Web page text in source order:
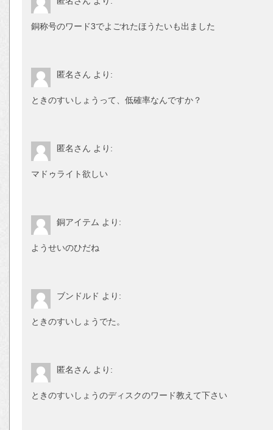
銅称号のワード3でよごれたほうたいも出ました
匿名さん より:
ときのすいしょうって、低確率なんですか？
匿名さん より:
マドゥライト欲しい
銅アイテム より:
ようせいのひだね
ブンドルド より:
ときのすいしょうでた。
匿名さん より:
ときのすいしょうのディスクのワード教えて下さい